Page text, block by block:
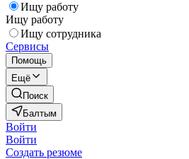
Ищу работу
Ищу работу
Ищу сотрудника
Сервисы
Помощь
Ещё
Поиск
Балтым
Войти
Войти
Создать резюме